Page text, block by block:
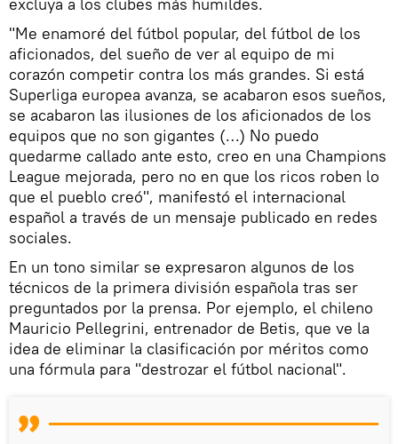
"Me enamoré del fútbol popular, del fútbol de los
aficionados, del sueño de ver al equipo de mi
corazón competir contra los más grandes. Si está
Superliga europea avanza, se acabaron esos sueños,
se acabaron las ilusiones de los aficionados de los
equipos que no son gigantes (…) No puedo
quedarme callado ante esto, creo en una Champions
League mejorada, pero no en que los ricos roben lo
que el pueblo creó", manifestó el internacional
español a través de un mensaje publicado en redes
sociales.
En un tono similar se expresaron algunos de los
técnicos de la primera división española tras ser
preguntados por la prensa. Por ejemplo, el chileno
Mauricio Pellegrini, entrenador de Betis, que ve la
idea de eliminar la clasificación por méritos como
una fórmula para "destrozar el fútbol nacional".